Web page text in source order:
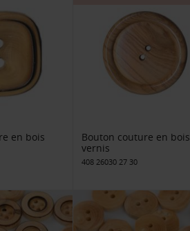
en bois
Bouton couture en bois
vernis
408 26030 27 30